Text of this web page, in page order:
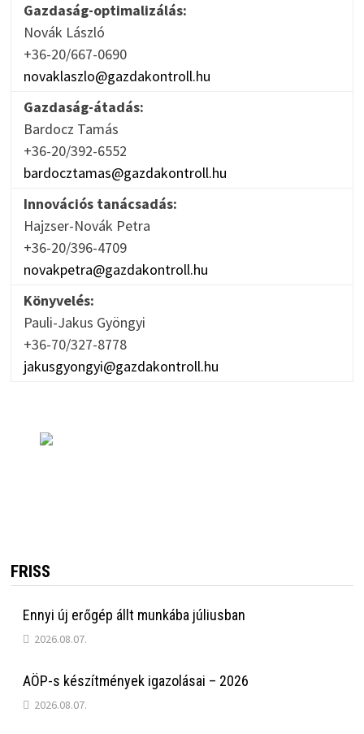
Gazdaság-optimalizálás:
Novák László
+36-20/667-0690
novaklaszlo@gazdakontroll.hu
Gazdaság-átadás:
Bardocz Tamás
+36-20/392-6552
bardocztamas@gazdakontroll.hu
Innovációs tanácsadás:
Hajzser-Novák Petra
+36-20/396-4709
novakpetra@gazdakontroll.hu
Könyvelés:
Pauli-Jakus Gyöngyi
+36-70/327-8778
jakusgyongyi@gazdakontroll.hu
FRISS
Ennyi új erőgép állt munkába júliusban
2026.08.07.
AÖP-s készítmények igazolásai – 2026
2026.08.07.